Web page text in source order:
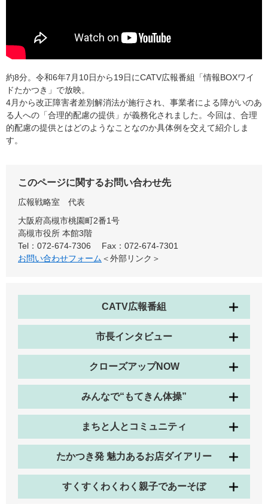
約8分。令和6年7月10日から19日にCATV広報番組「情報BOXワイ
ドたかつき」で放映。
4月から改正障害者差別解消法が施行され、事業者による障がいのあ
る人への「合理的配慮の提供」が義務化されました。今回は、合理
的配慮の提供とはどのようなことなのか具体例を交えて紹介しま
す。
このページに関するお問い合わせ先
広報戦略室
代表
大阪府高槻市桃園町2番1号
高槻市役所 本館3階
Tel：072-674-7306
Fax：072-674-7301
お問い合わせフォーム ＜外部リンク＞
CATV広報番組
市長インタビュー
クローズアップNOW
みんなで“もてきん体操”
まちと人とコミュニティ
たかつき発 魅力あるお店ダイアリー
すくすくわくわく親子であーそぼ